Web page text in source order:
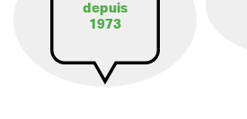
depuis
1973